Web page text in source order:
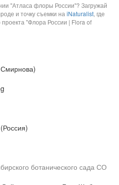
"Атласа флоры России"? Загружай
и точку съемки на iNaturalist, где
"Флора России | Flora of
ботанического сада СО